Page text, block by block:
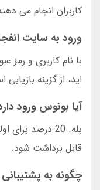
کاربران انجام می
ورود به سایت
با نام کاربری و رمز
اید، از گزینه بازیابی
آیا بونوس ورود
قابل برداشت شود.
چگونه به